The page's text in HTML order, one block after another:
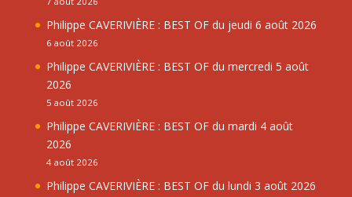
Philippe CAVERIVIÈRE : BEST OF du jeudi 6 août 2026
6 août 2026
Philippe CAVERIVIÈRE : BEST OF du mercredi 5 août
2026
5 août 2026
Philippe CAVERIVIÈRE : BEST OF du mardi 4 août
2026
4 août 2026
Philippe CAVERIVIÈRE : BEST OF du lundi 3 août 2026